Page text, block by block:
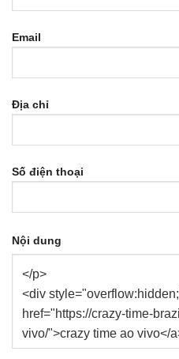
Email
Địa chỉ
Số điện thoại
Nội dung